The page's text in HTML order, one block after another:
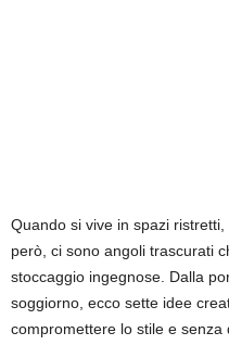
Quando si vive in spazi
però, ci sono angoli trascurati
stoccaggio ingegnose. Dalla
soggiorno, ecco sette idee
compromettere lo stile e